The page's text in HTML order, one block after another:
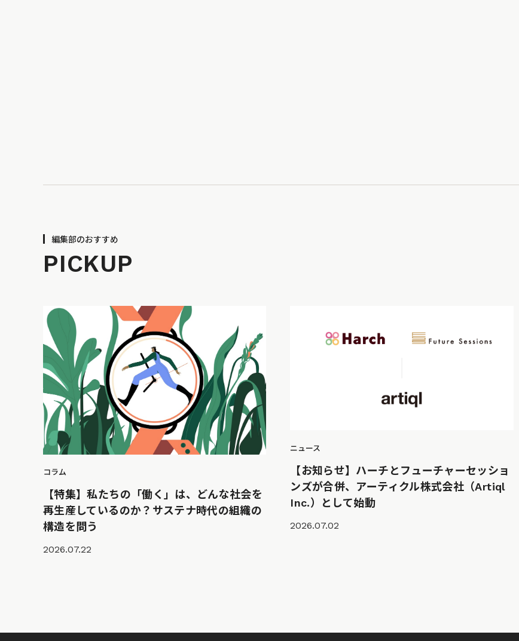
編集部のおすすめ
PICKUP
コラム
【特集】私たちの「働く」は、どんな社会を
再生産しているのか？サステナ時代の組織の
構造を問う
2026.07.22
ニュース
【お知らせ】ハーチとフューチャーセッショ
ンズが合併、アーティクル株式会社（Artiql
Inc.）として始動
2026.07.02